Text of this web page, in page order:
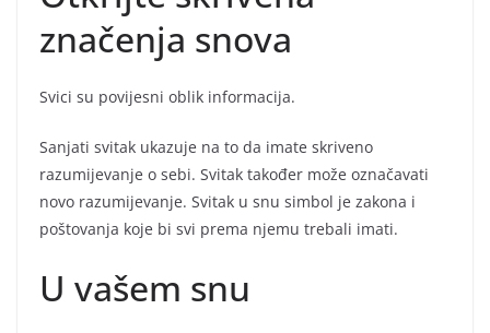
značenja snova
Svici su povijesni oblik informacija.
Sanjati svitak ukazuje na to da imate skriveno
razumijevanje o sebi. Svitak također može označavati
novo razumijevanje. Svitak u snu simbol je zakona i
poštovanja koje bi svi prema njemu trebali imati.
U vašem snu